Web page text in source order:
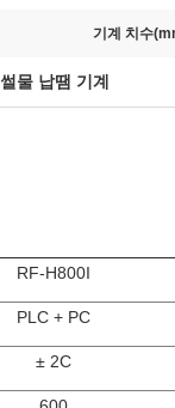
기계 치수
썰물 납땜 기계
RF-H800I
PLC + PC
± 2C